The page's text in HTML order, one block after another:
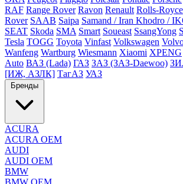
RAF Range Rover Ravon Renault Rolls-Royce
Rover SAAB Saipa Samand / Iran Khodro /
SEAT Skoda SMA Smart Soueast SsangYong
Tesla TOGG Toyota Vinfast Volkswagen
Wanfeng Wartburg Wiesmann Xiaomi XPENG
Auto ВАЗ (Lada) ГАЗ ЗАЗ (ЗАЗ-Daewoo)
[ИЖ, АЗЛК] ТагАЗ УАЗ
Бренды
ACURA
ACURA OEM
AUDI
AUDI OEM
BMW
BMW OEM